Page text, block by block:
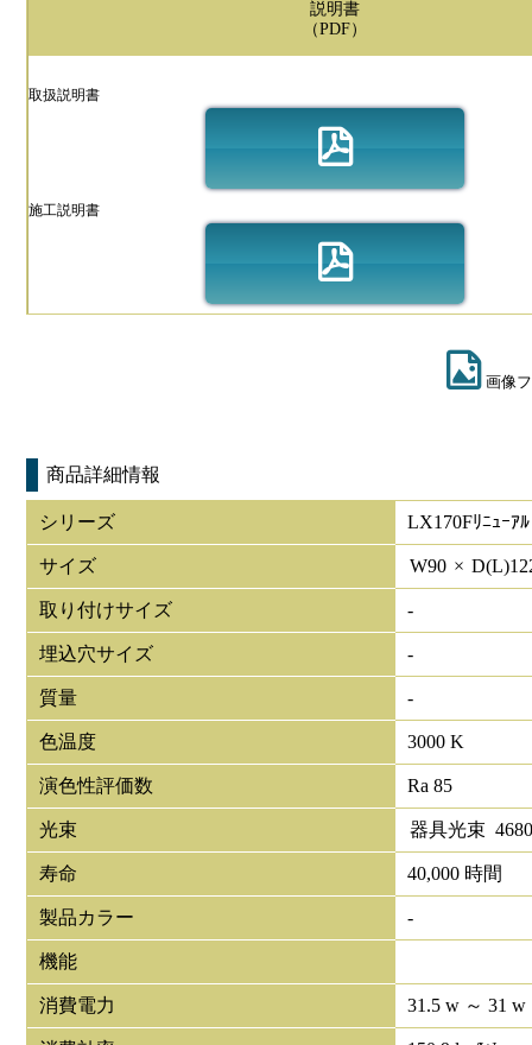
説明書
（PDF）
取扱説明書
施工説明書
画像
商品詳細情報
シリーズ LX170Fﾘﾆｭｰｱﾙ
サイズ W90 × D(L)
取り付けサイズ -
埋込穴サイズ -
質量 -
色温度 3000 K
演色性評価数 Ra 85
光束 器具光束
寿命 40,000 時間
製品カラー -
機能
消費電力 31.5 w ～ 31 w